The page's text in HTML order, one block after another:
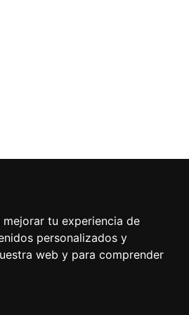
tu experiencia de
personalizados y
web y para comprender